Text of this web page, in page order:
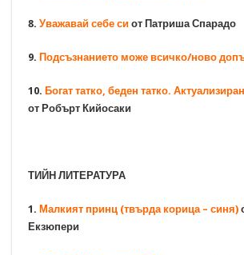
8. Уважавай себе сиот Патриша Спарадо
9. Подсъзнанието може всичко/ново
10. Богат татко, беден татко.
от Робърт Кийосаки
ТИЙН ЛИТЕРАТУРА
1. Малкият принц (твърда корица – синя)
Екзюпери